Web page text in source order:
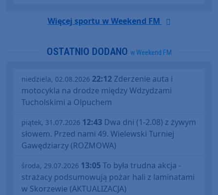
Więcej sportu w Weekend FM
OSTATNIO DODANO w Weekend FM
niedziela, 02.08.2026 22:12 Zderzenie auta i
motocykla na drodze między Wdzydzami
Tucholskimi a Olpuchem
piątek, 31.07.2026 12:43 Dwa dni (1-2.08) z żywym
słowem. Przed nami 49. Wielewski Turniej
Gawędziarzy (ROZMOWA)
środa, 29.07.2026 13:05 To była trudna akcja -
strażacy podsumowują pożar hali z laminatami
w Skorzewie (AKTUALIZACJA)